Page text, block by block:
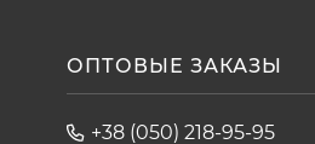
ОПТОВЫЕ ЗАКАЗЫ
+38 (050) 218-95-95